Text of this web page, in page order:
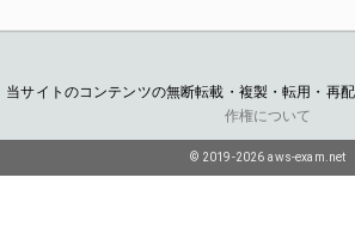
当サイトのコンテンツの無断転載・複製・転用・再
作権について
© 2019-2026 aws-exam.net